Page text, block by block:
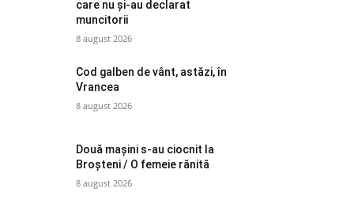
care nu și-au declarat
muncitorii
8 august 2026
Cod galben de vânt, astăzi, în
Vrancea
8 august 2026
Două mașini s-au ciocnit la
Broșteni / O femeie rănită
8 august 2026